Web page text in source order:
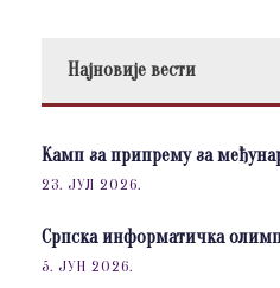
Најновије вести
Камп за припрему за
23. ЈУЛ 2026.
Српска информатичка
5. ЈУН 2026.